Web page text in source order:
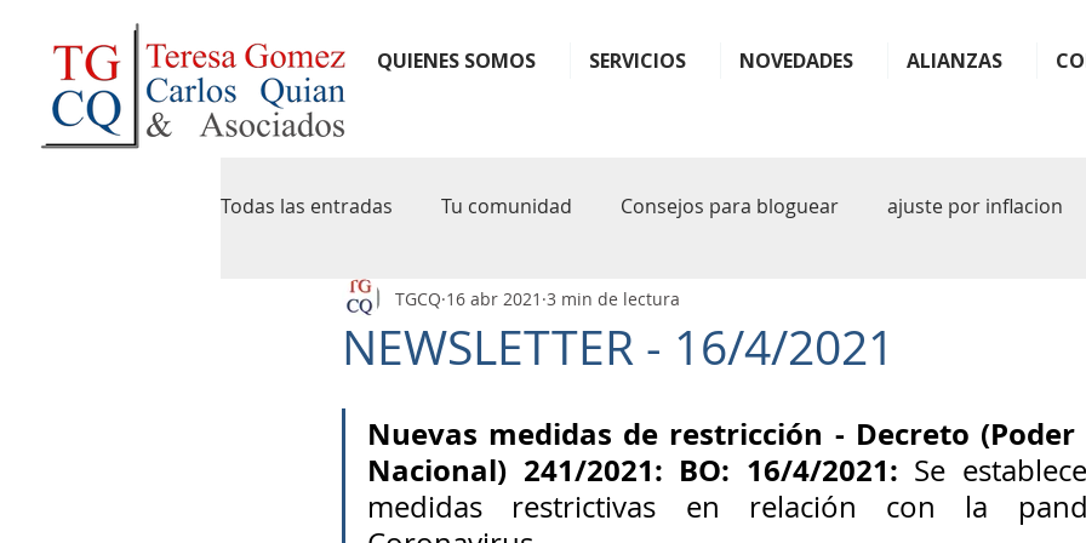
QUIENES SOMOS SERVICIOS NOVEDADES ALIANZAS
Todas las entradas Tu comunidad Consejos para bloguear ajuste por inflacion
notas de credito newsletter monotributo
precios de transferencia rg 1122 arba iva inteligencia
NEWSLETTER - 16/4/2021
TGCQ 16 abr 2021 3 min de lectura
Nuevas medidas de restricción - Decreto (Poder
Nacional) 241/2021: BO: 16/4/2021: Se
medidas restrictivas en relación con la